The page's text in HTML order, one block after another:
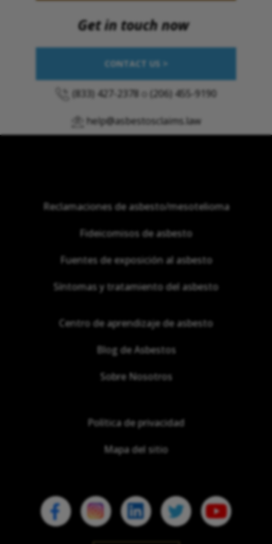
Get in touch now
CONTACT US >
(833) 427-2378 (206) 455-9190
help@asbestosclaims.law
Reclamaciones de asbesto/mesotelioma
Fideicomisos de asbesto
Fuentes de exposición al asbesto
Síntomas y tratamiento del asbesto
Centro de aprendizaje de asbesto
Blog de Asbestos
Sobre Nosotros
Política de privacidad
Mapa del sitio